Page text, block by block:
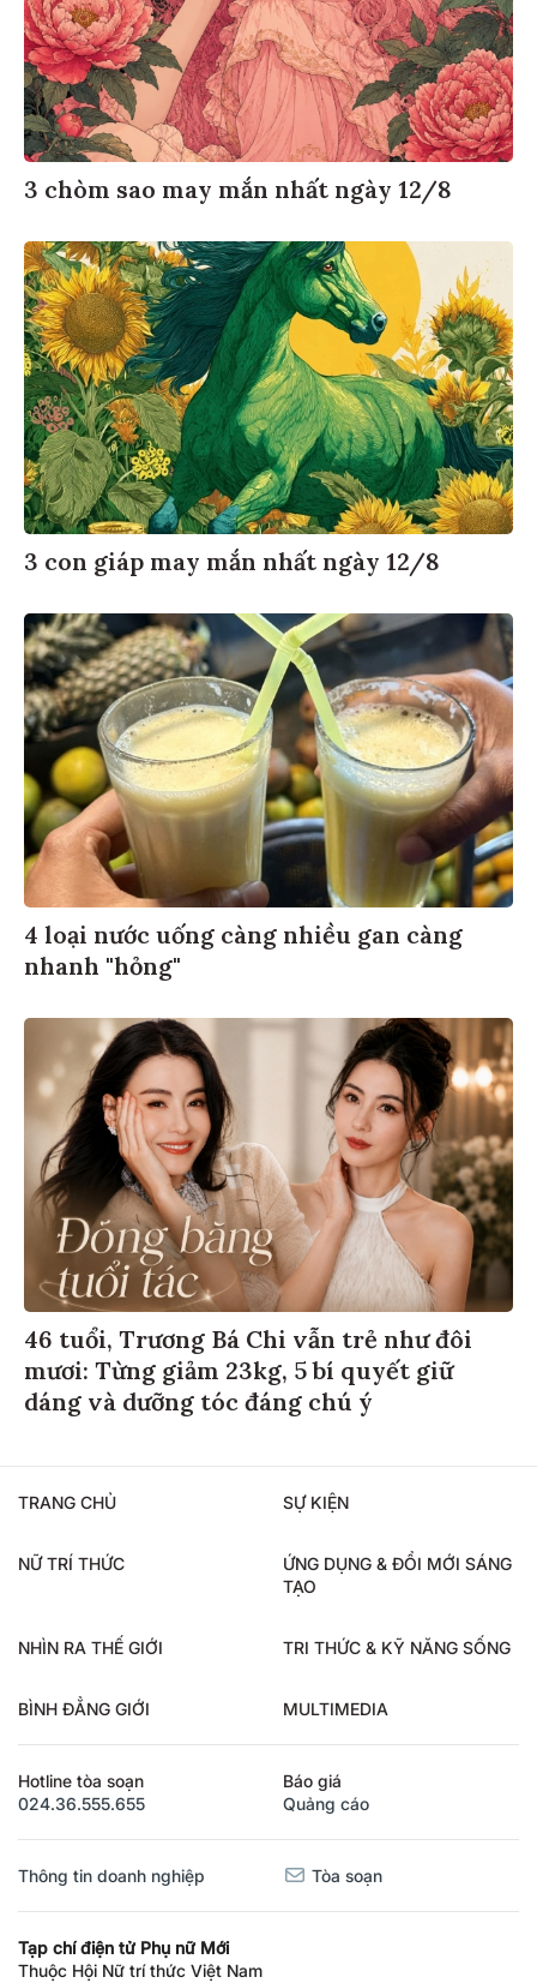
3 chòm sao may mắn nhất ngày 12/8
3 con giáp may mắn nhất ngày 12/8
4 loại nước uống càng nhiều gan càng
nhanh "hỏng"
46 tuổi, Trương Bá Chi vẫn trẻ như đôi
mươi: Từng giảm 23kg, 5 bí quyết giữ
dáng và dưỡng tóc đáng chú ý
TRANG CHỦ SỰ KIỆN
NỮ TRÍ THỨC
ỨNG DỤNG & ĐỔI MỚI SÁNG
TẠO
NHÌN RA THẾ GIỚI TRI THỨC & KỸ NĂNG SỐNG
BÌNH ĐẲNG GIỚI MULTIMEDIA
Hotline tòa soạn
024.36.555.655
Báo giá
Quảng cáo
Thông tin doanh nghiệp Tòa soạn
Tạp chí điện tử Phụ nữ Mới
Thuộc Hội Nữ trí thức Việt Nam